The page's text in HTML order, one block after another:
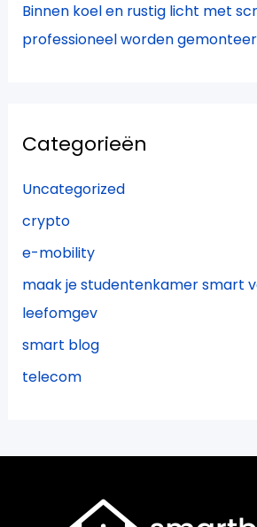
Binnen koel en rustig licht met
professioneel worden
Categorieën
Uncategorized
crypto
e-mobility
maak je studentenkamer smart
leefomgev
smart blog
telecom